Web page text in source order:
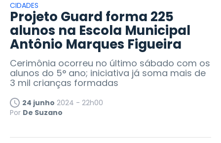
CIDADES
Projeto Guard forma 225
alunos na Escola Municipal
Antônio Marques Figueira
Cerimônia ocorreu no último sábado com os
alunos do 5° ano; iniciativa já soma mais de
3 mil crianças formadas
24 junho 2024 - 22h00
Por De Suzano